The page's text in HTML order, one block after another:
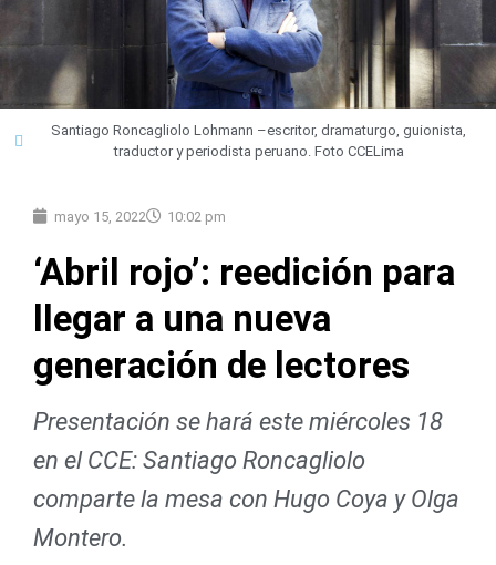
Santiago Roncagliolo Lohmann –escritor, dramaturgo, guionista,
traductor y periodista peruano. Foto CCELima
mayo 15, 2022 10:02 pm
‘Abril rojo’: reedición para
llegar a una nueva
generación de lectores
Presentación se hará este miércoles 18
en el CCE: Santiago Roncagliolo
comparte la mesa con Hugo Coya y Olga
Montero.